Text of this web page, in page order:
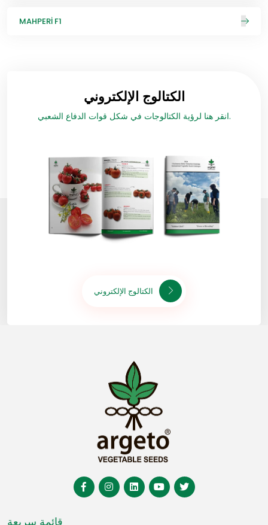
MAHPERİ F1
الكتالوج الإلكتروني
انقر هنا لرؤية الكتالوجات في شكل قوات الدفاع الشعبي.
الكتالوج الإلكتروني
قائمة سريعة